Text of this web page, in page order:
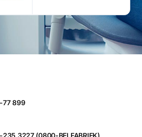
77 899
3227 (0800-BELFABRIEK)